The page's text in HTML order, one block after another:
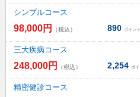
シンプルコース
98,000円 （税込） 890 ポイント
三大疾病コース
248,000円 （税込） 2,254 ポイ
精密健診コース